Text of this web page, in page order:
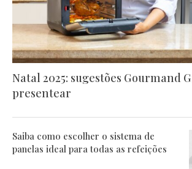
Natal 2025: sugestões Gourmand
presentear
Saiba como escolher o sistema de
panelas ideal para todas as refeições